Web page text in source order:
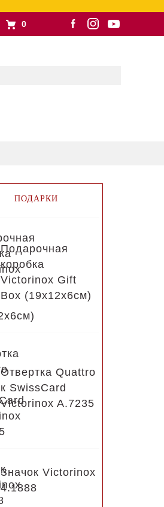
0
ПОДАРКИ
Подарочная
коробка
Victorinox Gift
Box (19x12x6см)
Отвертка Quattro
к SwissCard
Victorinox A.7235
Значок Victorinox
4.1888